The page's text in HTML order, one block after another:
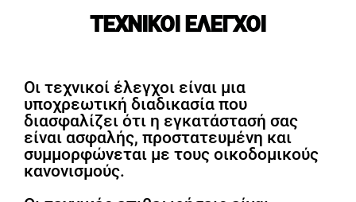
ΤΕΧΝΙΚΟΙ ΕΛΕΓΧΟΙ
Οι τεχνικοί έλεγχοι είναι μια
υποχρεωτική διαδικασία που
διασφαλίζει ότι η εγκατάστασή σας
είναι ασφαλής, προστατευμένη και
συμμορφώνεται με τους οικοδομικούς
κανονισμούς.